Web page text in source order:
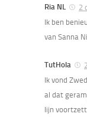
Ria NL
2
Ik ben
van Sanna
TutHola
Ik vond
al dat
lijn